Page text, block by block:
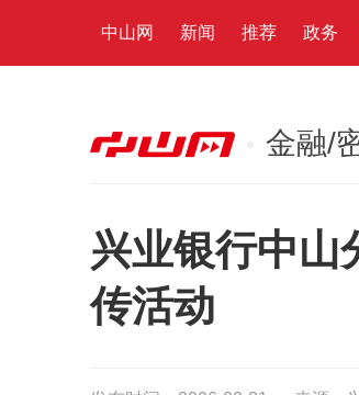
中山网 新闻 推荐 政务
金融/
兴业银行中山
传活动